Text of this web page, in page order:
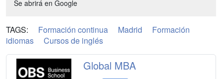
Se abrirá en Google
TAGS: Formación continua Madrid
Formación
idiomas
Cursos de inglés
Global MBA